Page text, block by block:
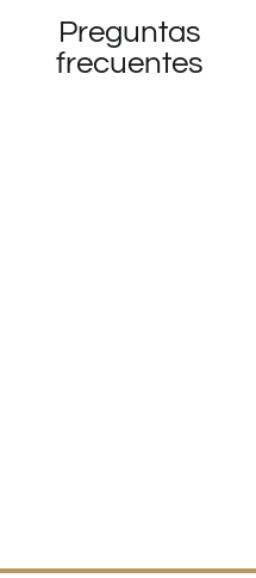
Preguntas
frecuentes